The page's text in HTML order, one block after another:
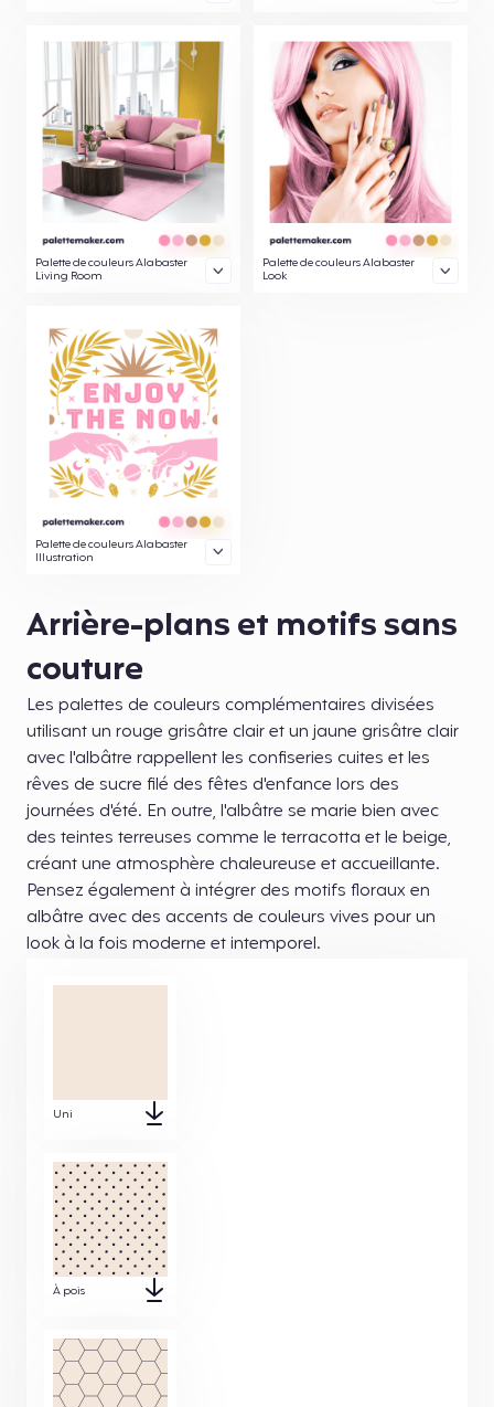
Palette de couleurs Alabaster
Living Room
Palette de couleurs Alabaster
Look
Palette de couleurs Alabaster
Illustration
Arrière-plans et motifs sans
couture
Les palettes de couleurs complémentaires divisées
utilisant un rouge grisâtre clair et un jaune grisâtre clair
avec l'albâtre rappellent les confiseries cuites et les
rêves de sucre filé des fêtes d'enfance lors des
journées d'été. En outre, l'albâtre se marie bien avec
des teintes terreuses comme le terracotta et le beige,
créant une atmosphère chaleureuse et accueillante.
Pensez également à intégrer des motifs floraux en
albâtre avec des accents de couleurs vives pour un
look à la fois moderne et intemporel.
Uni
À pois